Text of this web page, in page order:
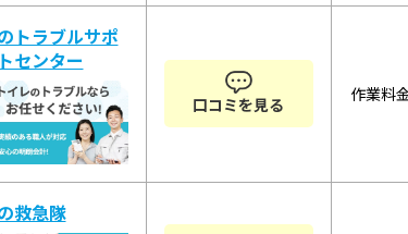
トラブルサポ
センター
口コミを見る
作業料
救急隊